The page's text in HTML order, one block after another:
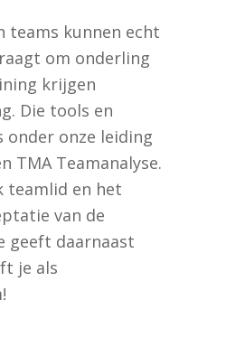
teams kunnen echt
om onderling
krijgen
Die tools en
onder onze leiding
TMA Teamanalyse.
teamlid en het
van de
geeft daarnaast
je als